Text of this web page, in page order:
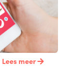
Lees meer